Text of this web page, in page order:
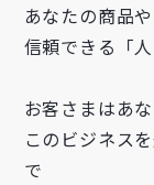
あなたの商品
信頼できる「
お客さまはあ
このビジネス
で